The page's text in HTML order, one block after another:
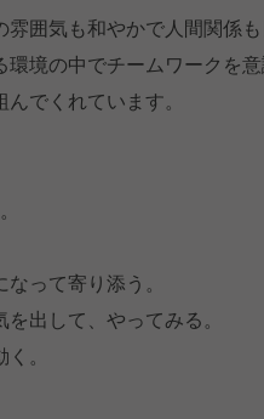
囲気も和やかで人間関係も
境の中でチームワークを
でくれています。
って寄り添う。
出して、やってみる。
。